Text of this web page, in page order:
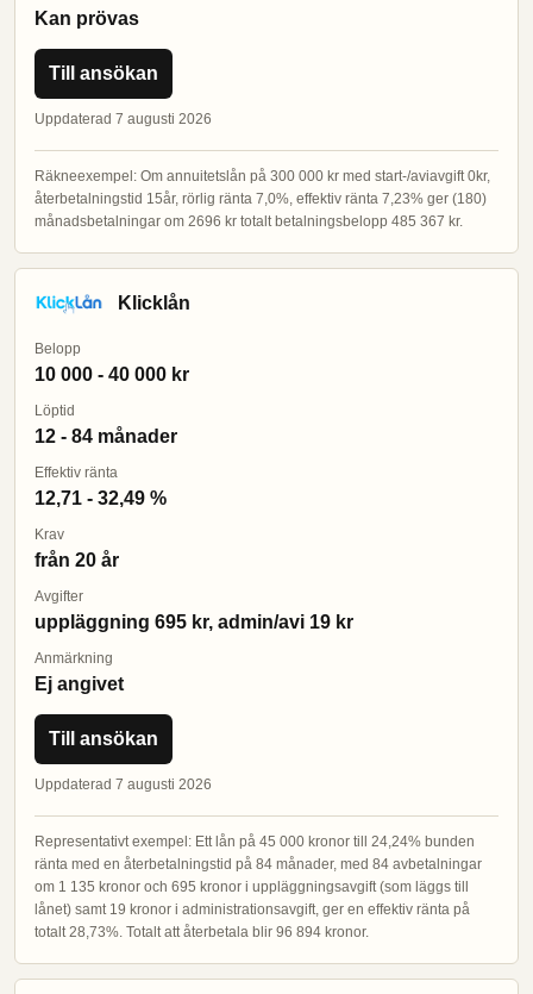
Kan prövas
Till ansökan
Uppdaterad 7 augusti 2026
Räkneexempel: Om annuitetslån på 300 000 kr med start-/aviavgift 0kr,
återbetalningstid 15år, rörlig ränta 7,0%, effektiv ränta 7,23% ger (180)
månadsbetalningar om 2696 kr totalt betalningsbelopp 485 367 kr.
Klicklån
Belopp
10 000 - 40 000 kr
Löptid
12 - 84 månader
Effektiv ränta
12,71 - 32,49 %
Krav
från 20 år
Avgifter
uppläggning 695 kr, admin/avi 19 kr
Anmärkning
Ej angivet
Till ansökan
Uppdaterad 7 augusti 2026
Representativt exempel: Ett lån på 45 000 kronor till 24,24% bunden
ränta med en återbetalningstid på 84 månader, med 84 avbetalningar
om 1 135 kronor och 695 kronor i uppläggningsavgift (som läggs till
lånet) samt 19 kronor i administrationsavgift, ger en effektiv ränta på
totalt 28,73%. Totalt att återbetala blir 96 894 kronor.